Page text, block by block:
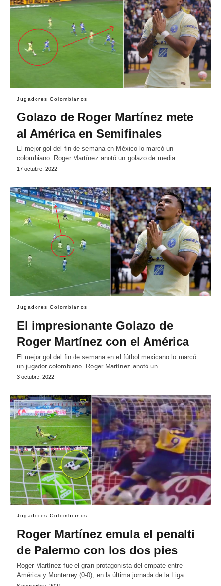
Jugadores Colombianos
Golazo de Roger Martínez mete
al América en Semifinales
El mejor gol del fin de semana en México lo marcó un
colombiano. Roger Martínez anotó un golazo de media…
17 octubre, 2022
Jugadores Colombianos
El impresionante Golazo de
Roger Martínez con el América
El mejor gol del fin de semana en el fútbol mexicano lo marcó
un jugador colombiano. Roger Martínez anotó un…
3 octubre, 2022
Jugadores Colombianos
Roger Martínez emula el penalti
de Palermo con los dos pies
Roger Martínez fue el gran protagonista del empate entre
América y Monterrey (0-0), en la última jornada de la Liga…